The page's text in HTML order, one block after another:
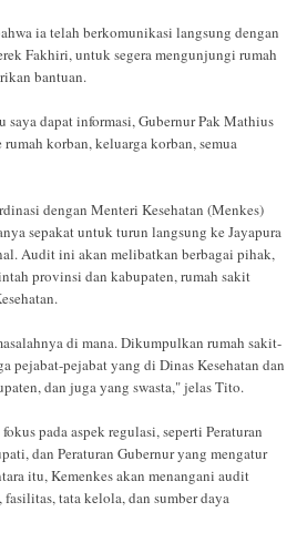
ia telah berkomunikasi langsung dengan
Fakhiri, untuk segera mengunjungi rumah
bantuan.
saya dapat informasi, Gubernur Pak Mathius
korban, keluarga korban, semua
dengan Menteri Kesehatan (Menkes)
sepakat untuk turun langsung ke Jayapura
Audit ini akan melibatkan berbagai pihak,
provinsi dan kabupaten, rumah sakit
di mana. Dikumpulkan rumah sakit-
pejabat-pejabat yang di Dinas Kesehatan dan
dan juga yang swasta," jelas Tito.
pada aspek regulasi, seperti Peraturan
dan Peraturan Gubernur yang mengatur
itu, Kemenkes akan menangani audit
tata kelola, dan sumber daya